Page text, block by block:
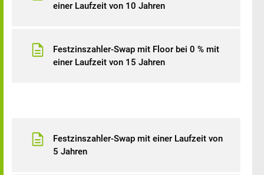
einer Laufzeit von 10 Jahren
Festzinszahler-Swap mit Floor bei 0 % mit
einer Laufzeit von 15 Jahren
Festzinszahler-Swap mit einer Laufzeit von
5 Jahren